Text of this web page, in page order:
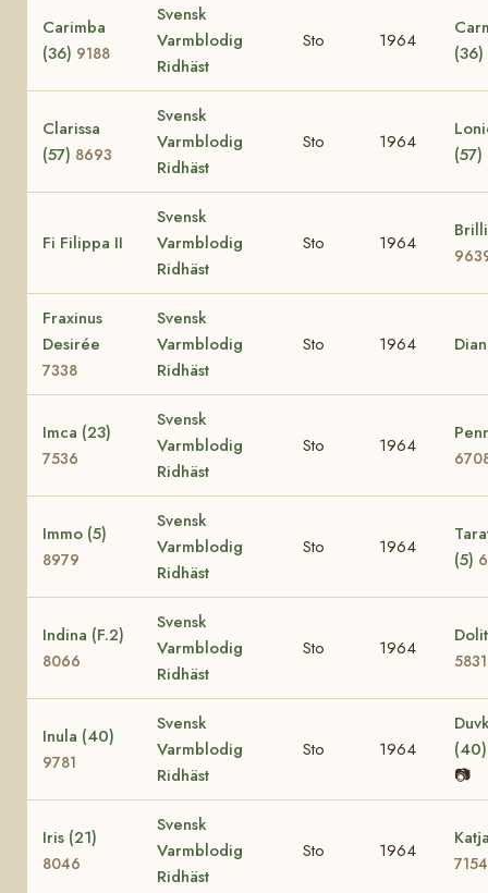
Carimba
(36) 9188
Svensk
Varmblodig
Ridhäst
Sto 1964
(36)
Clarissa
(57) 8693
Svensk
Varmblodig
Ridhäst
Sto 1964
(57)
Fi Filippa II
Svensk
Varmblodig
Ridhäst
Sto 1964
Fraxinus
Desirée
7338
Svensk
Varmblodig
Ridhäst
Sto 1964
Imca (23)
7536
Svensk
Varmblodig
Ridhäst
Sto 1964
Immo (5)
8979
Svensk
Varmblodig
Ridhäst
Sto 1964
(5)
Indina (F.2)
8066
Svensk
Varmblodig
Ridhäst
Sto 1964
5831
Inula (40)
9781
Svensk
Varmblodig
Ridhäst
Sto 1964
📷
Iris (21)
8046
Svensk
Varmblodig
Ridhäst
Sto 1964
7154